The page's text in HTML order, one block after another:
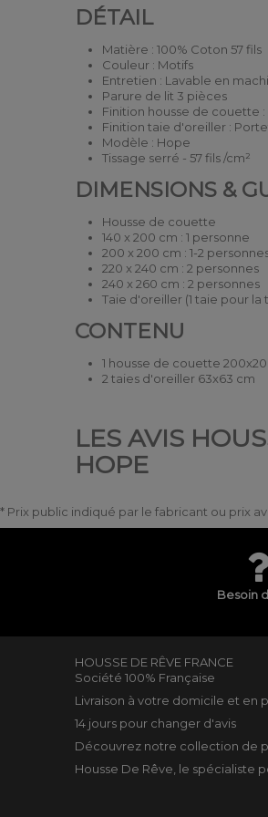
DÉTAIL
Matière : 100% Coton 57 fils
Couleur : Motifs
Entretien : Lavable en
Parure de lit 3 pièces
Finition housse de couette
Finition taie d'oreiller :
Modèle : Hope
Tissage serré - 57 fils /cm²
DIMENSIONS &
Housse de couette
140 x 200 cm : 1 personne
200 x 200 cm : 1-2
220 x 240 cm : 2 personnes
240 x 260 cm : 2 personnes
Taie d'oreiller (1 taie pour la
CONTENU
1 housse de couette
2 taies d'oreiller 63x63 cm
LES AVIS
HOPE
* Prix public indiqué par le fabricant ou prix
Besoin
HOUSSE DE RÊVE FRANCE
Société 100% Française
Livraison à votre domicile et en
14 jours pour changer d'avis
Découvrez notre collection de
Housse De Rêve, le spécialiste